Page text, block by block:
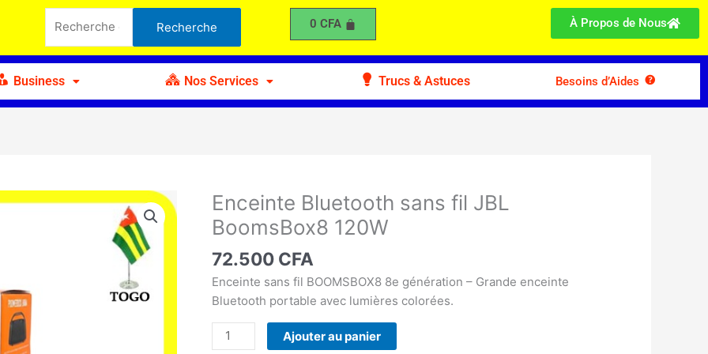
pour :
Recherche 0 CFA À Propos de Nous
Business Nos Services Trucs & Astuces Besoins d’Aides
Enceinte Bluetooth sans fil JBL
BoomsBox8 120W
72.500 CFA
Enceinte sans fil BOOMSBOX8 8e génération – Grande enceinte
Bluetooth portable avec lumières colorées.
quantité
de
Enceinte
Bluetooth
sans
fil
BoomsBox8
120W
Ajouter au panier
Bluetooth
JBL
BoomsBox8
120W